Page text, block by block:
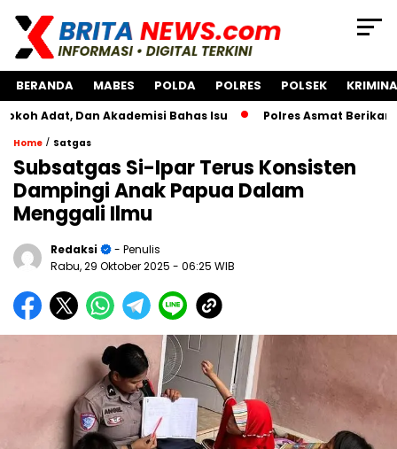
BERANDA MABES POLDA POLRES POLSEK
Dan Akademisi Bahas Isu Polres Asmat Berikan Bantuan
Home / Satgas
Subsatgas Si-Ipar Terus Konsisten
Dampingi Anak Papua Dalam
Menggali Ilmu
Redaksi
- Penulis
Rabu, 29 Oktober 2025 - 06:25 WIB